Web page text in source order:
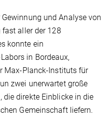
und Analyse von
fast aller der 128
konnte ein
in Bordeaux,
Max-Planck-Instituts für
zwei unerwartet große
die direkte Einblicke in die
Gemeinschaft liefern.